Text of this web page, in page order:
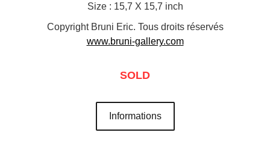
Size : 15,7 X 15,7 inch
Copyright Bruni Eric. Tous droits réservés
www.bruni-gallery.com
SOLD
Informations